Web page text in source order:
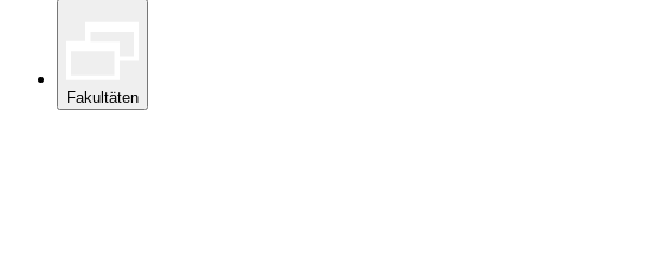
Fakultäten